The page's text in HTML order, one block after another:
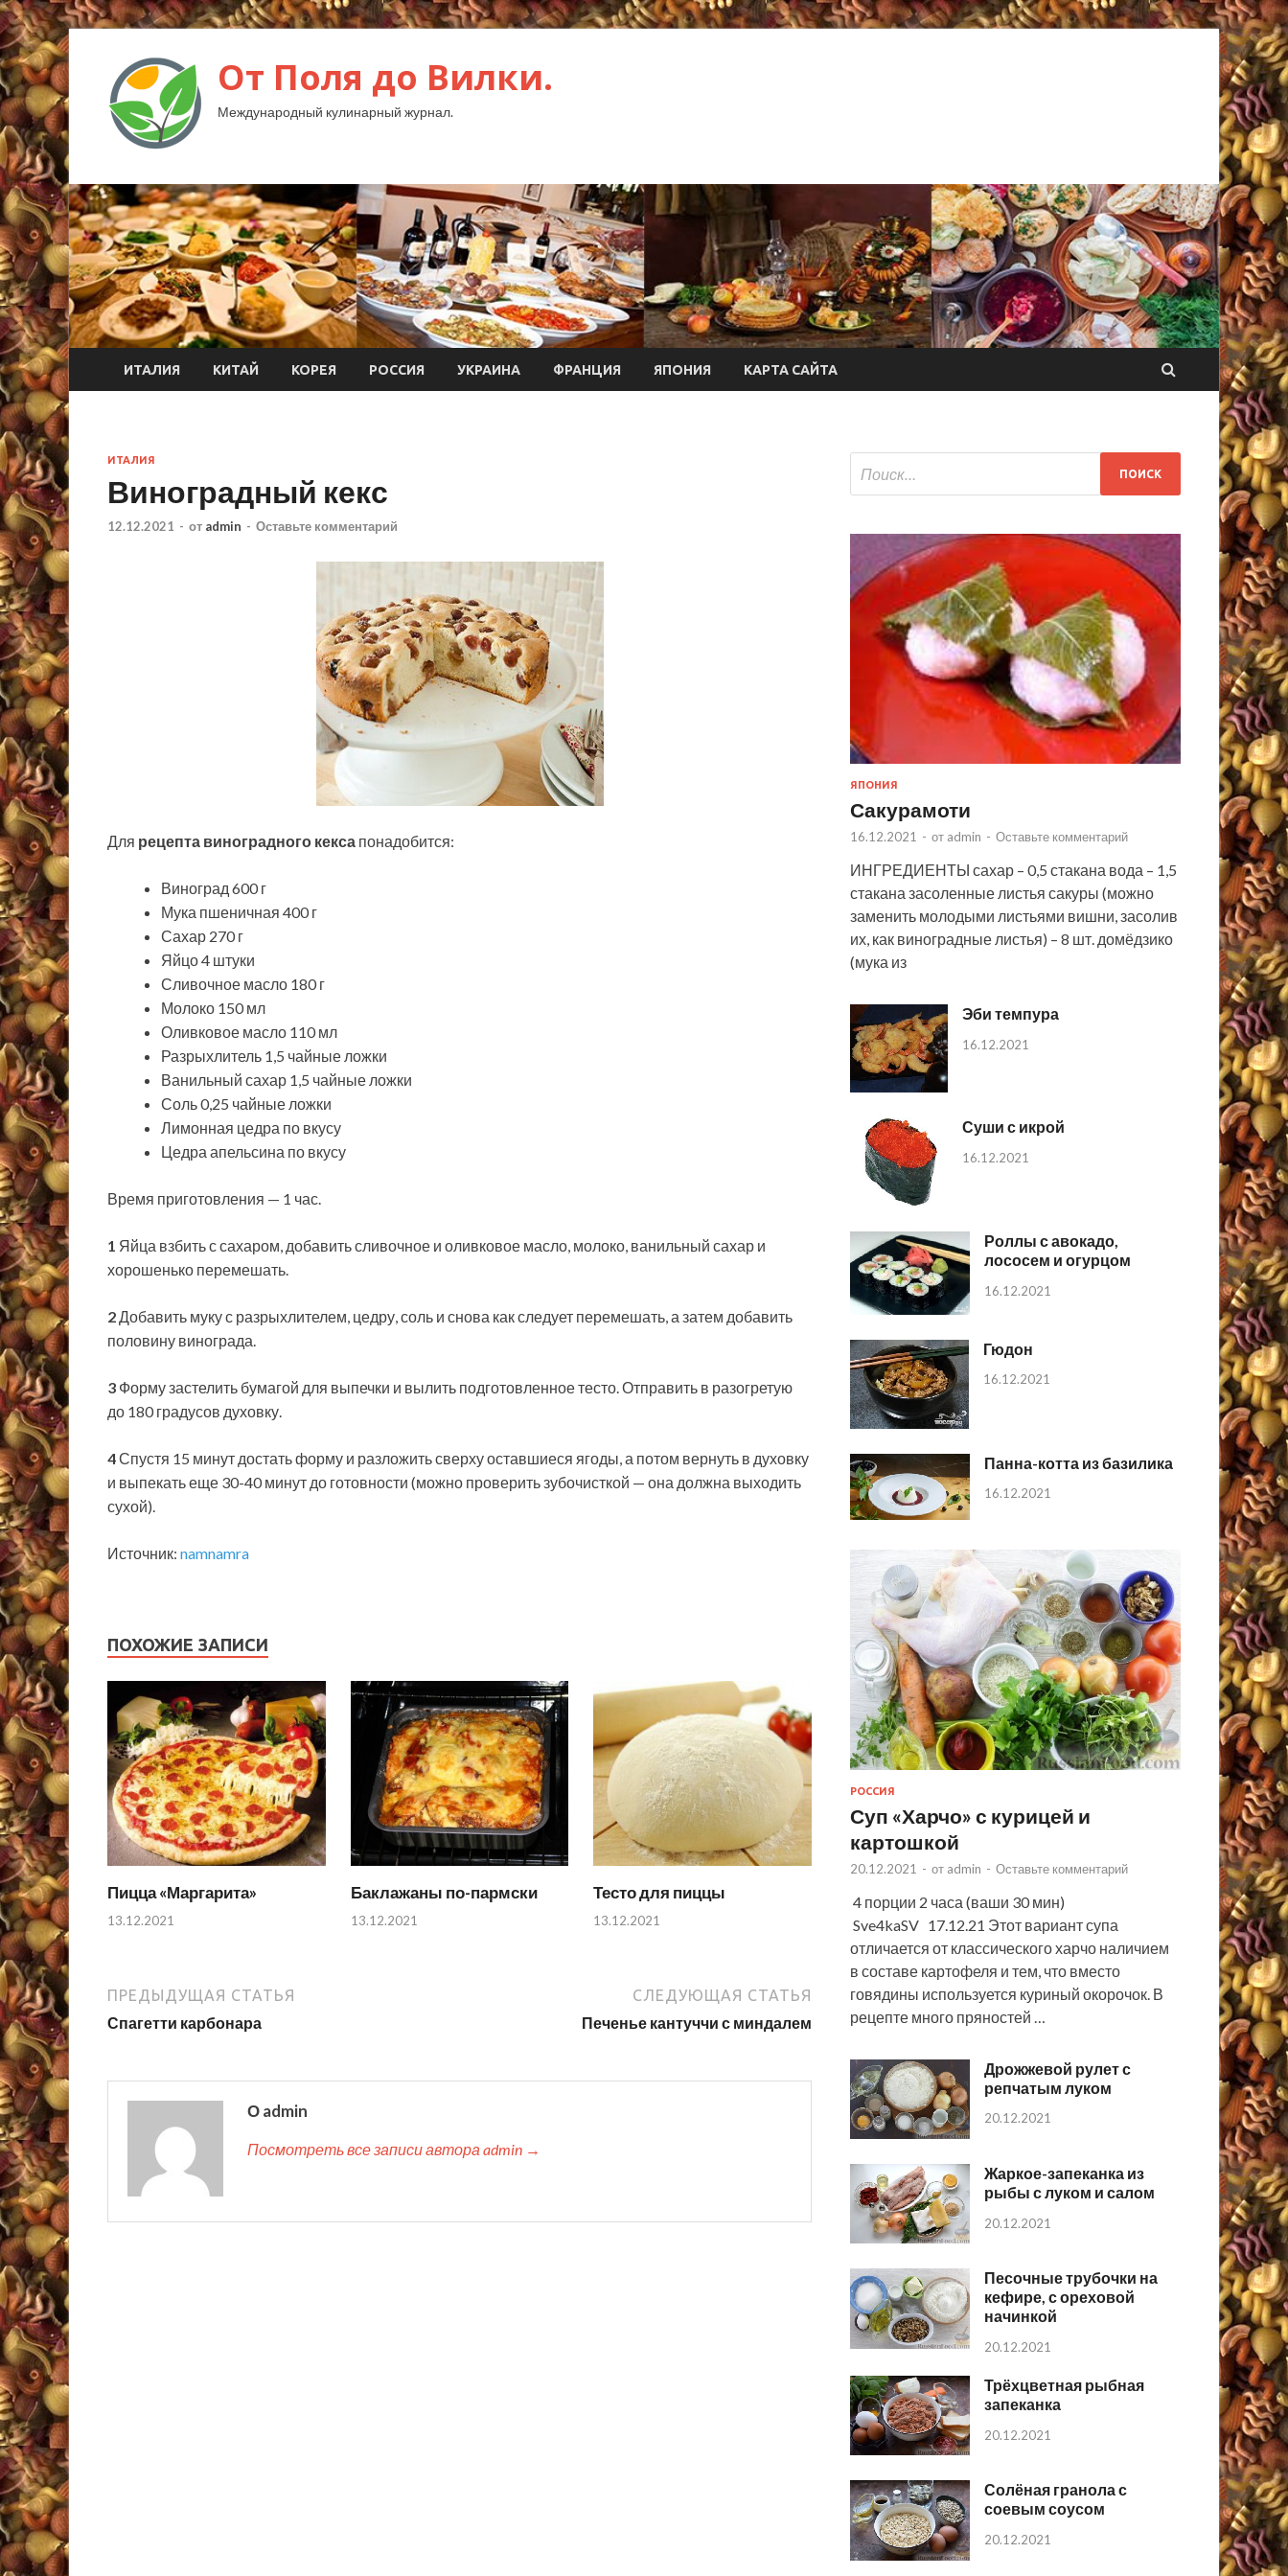
От Поля до Вилки.
Международный кулинарный журнал.
ИТАЛИЯ КИТАЙ КОРЕЯ РОССИЯ УКРАИНА ФРАНЦИЯ ЯПОНИЯ КАРТА САЙТА
ИТАЛИЯ
Виноградный кекс
12.12.2021 - от admin - Оставьте комментарий
Для рецепта виноградного кекса понадобится:
Виноград 600 г
Мука пшеничная 400 г
Сахар 270 г
Яйцо 4 штуки
Сливочное масло 180 г
Молоко 150 мл
Оливковое масло 110 мл
Разрыхлитель 1,5 чайные ложки
Ванильный сахар 1,5 чайные ложки
Соль 0,25 чайные ложки
Лимонная цедра по вкусу
Цедра апельсина по вкусу
Время приготовления — 1 час.
1 Яйца взбить с сахаром, добавить сливочное и оливковое масло, молоко, ванильный сахар и
хорошенько перемешать.
2 Добавить муку с разрыхлителем, цедру, соль и снова как следует перемешать, а затем добавить
половину винограда.
3 Форму застелить бумагой для выпечки и вылить подготовленное тесто. Отправить в разогретую
до 180 градусов духовку.
4Спустя 15 минут достать форму и разложить сверху оставшиеся ягоды, а потом вернуть в духовку
и выпекать еще 30-40 минут до готовности (можно проверить зубочисткой — она должна выходить
сухой).
Источник: namnamra
ПОХОЖИЕ ЗАПИСИ
Пицца «Маргарита»
13.12.2021
Баклажаны по-пармски
13.12.2021
Тесто для пиццы
13.12.2021
ПРЕДЫДУЩАЯ СТАТЬЯ
Спагетти карбонара
СЛЕДУЮЩАЯ СТАТЬЯ
Печенье кантуччи с миндалем
О admin
Посмотреть все записи автора admin →
ЯПОНИЯ
Сакурамоти
16.12.2021 - от admin - Оставьте комментарий
ИНГРЕДИЕНТЫ сахар – 0,5 стакана вода – 1,5
стакана засоленные листья сакуры (можно
заменить молодыми листьями вишни, засолив
их, как виноградные листья) – 8 шт. домёдзико
(мука из
Эби темпура
16.12.2021
Суши с икрой
16.12.2021
Роллы с авокадо,
лососем и огурцом
16.12.2021
Гюдон
16.12.2021
Панна-котта из базилика
16.12.2021
РОССИЯ
Суп «Харчо» с курицей и
картошкой
20.12.2021 - от admin - Оставьте комментарий
4 порции 2 часа (ваши 30 мин)
Sve4kaSV 17.12.21 Этот вариант супа
отличается от классического харчо наличием
в составе картофеля и тем, что вместо
говядины используется куриный окорочок. В
рецепте много пряностей …
Дрожжевой рулет с
репчатым луком
20.12.2021
Жаркое-запеканка из
рыбы с луком и салом
20.12.2021
Песочные трубочки на
кефире, с ореховой
начинкой
20.12.2021
Трёхцветная рыбная
запеканка
20.12.2021
Солёная гранола с
соевым соусом
20.12.2021